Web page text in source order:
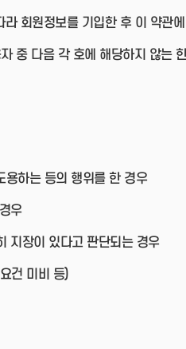
회원정보를 기입한 후 이 약관
중 다음 각 호에 해당하지 않는
하는 등의 행위를 한 경우
우
지장이 있다고 판단되는 경우
건 미비 등)